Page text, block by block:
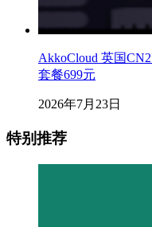
AkkoCloud 英国
套餐699元
2026年7月23日
特别推荐